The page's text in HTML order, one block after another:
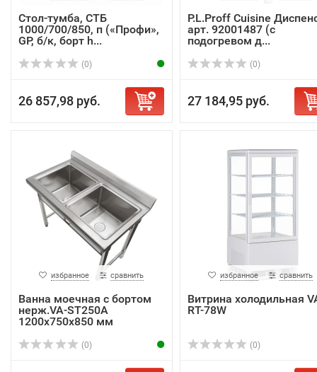
Стол-тумба, СТБ
1000/700/850, п («Профи»,
GP, б/к, борт h...
(0)
26 857,98 руб.
P.L.Proff Cuisine
арт. 92001487 (с
подогревом д...
(0)
27 184,95 руб.
избранное сравнить
Ванна моечная с бортом
нерж.VA-ST250A
1200х750х850 мм
(0)
избранное сравнить
Витрина холодильная
RT-78W
(0)